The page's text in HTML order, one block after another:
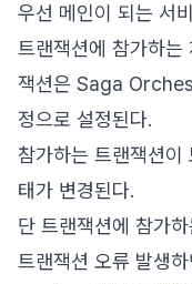
우선 메인이 되는 서
트랜잭션에 참가하는
잭션은 Saga
정으로 설정된다.
참가하는 트랜잭션
태가 변경된다.
단 트랜잭션에 참가
트랜잭션 오류 발생